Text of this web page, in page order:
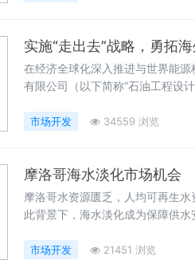
实施“走出去”战略，勇拓
在经济全球化深入推进与世界能
有限公司（以下简称“石油工程设
源配置；从公司自身发展出发，“
市场开发 34559 浏览
摩洛哥海水淡化市场机会
摩洛哥水资源匮乏，人均可再生
此背景下，海水淡化成为保障供
约 40 亿立方米用水缺口，需建
市场开发 21451 浏览